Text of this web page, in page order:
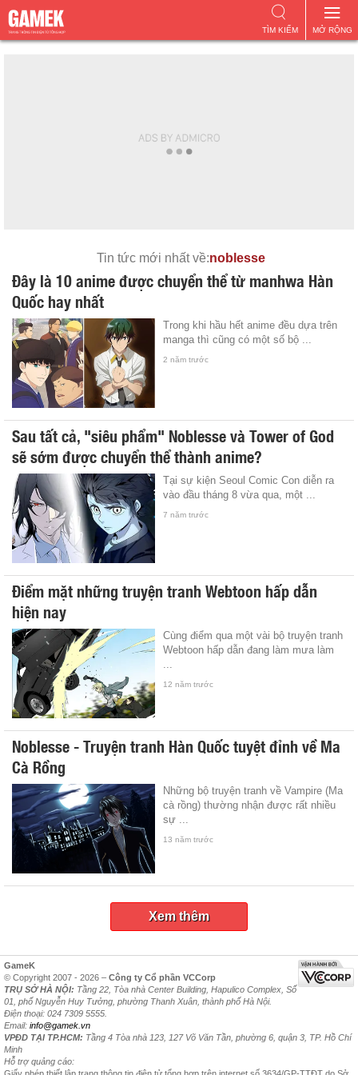
MỞ RỘNG
TÌM KIẾM
Tin tức mới nhất về:noblesse
Đây là 10 anime được chuyển thể từ manhwa Hàn
Quốc hay nhất
Trong khi hầu hết anime đều dựa trên
manga thì cũng có một số bộ ...
2 năm trước
Sau tất cả, "siêu phẩm" Noblesse và Tower of God
sẽ sớm được chuyển thể thành anime?
Tại sự kiện Seoul Comic Con diễn ra
vào đầu tháng 8 vừa qua, một ...
7 năm trước
Điểm mặt những truyện tranh Webtoon hấp dẫn
hiện nay
Cùng điểm qua một vài bộ truyện tranh
Webtoon hấp dẫn đang làm mưa làm
12 năm trước
Noblesse - Truyện tranh Hàn Quốc tuyệt đỉnh về Ma
Cà Rồng
Những bộ truyện tranh về Vampire (Ma
cà rồng) thường nhận được rất nhiều
sự ...
13 năm trước
Xem thêm
GameK
© Copyright 2007 - 2026 – Công ty Cổ phần VCCorp
TRỤ SỞ HÀ NỘI: Tầng 22, Tòa nhà Center Building, Hapulico Complex, Số
01, phố Nguyễn Huy Tưởng, phường Thanh Xuân, thành phố Hà Nội.
Điện thoại: 024 7309 5555.
Email: info@gamek.vn
VPĐD TẠI TP.HCM: Tầng 4 Tòa nhà 123, 127 Võ Văn Tần, phường 6, quận 3, TP. Hồ Chí
Minh
Hỗ trợ quảng cáo: